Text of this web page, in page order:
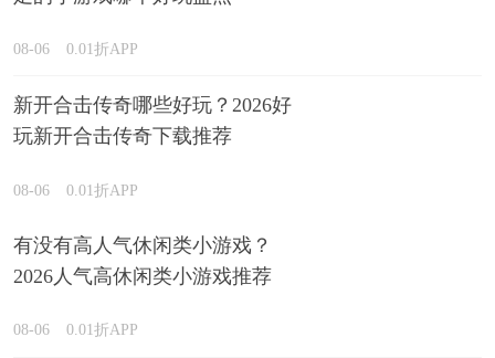
08-06 0.01折APP
新开合击传奇哪些好玩？2026好
玩新开合击传奇下载推荐
08-06 0.01折APP
有没有高人气休闲类小游戏？
2026人气高休闲类小游戏推荐
08-06 0.01折APP